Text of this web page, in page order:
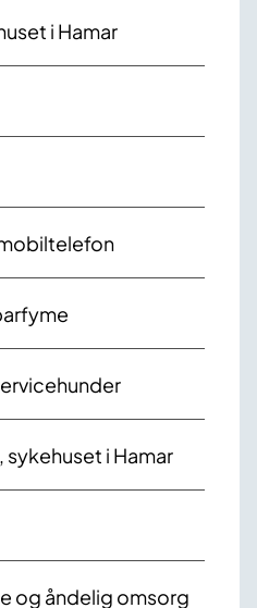
i Hamar
i Hamar
og åndelig omsorg